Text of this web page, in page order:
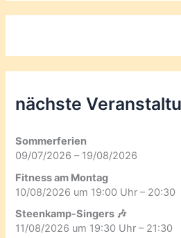
nächste
Sommerferien
09/07/2026 – 19/08/2026
Fitness am Montag
10/08/2026 um 19:00 Uhr – 20:30
Steenkamp-Singers 🎶
11/08/2026 um 19:30 Uhr – 21:30